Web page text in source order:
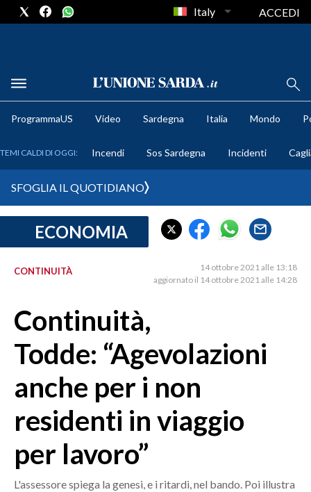
METEO
CRONACA SARDEGNA
PROVINCIA DI CAGLIARI
MEDIO CAMPIDANO
SASSARI E PROVINCIA
NUORO E PROVINCIA
OGLIASTRA
Italy ACCEDI
ProgrammaUS Video Sardegna Italia Mondo
TEMI CALDI DI OGGI: Incendi Sos Sardegna Incidenti
SFOGLIA IL QUOTIDIANO
ECONOMIA
CONTINUITÀ
14 ottobre 2021 alle 13:18
aggiornato il 14 ottobre 2021 alle 14:28
Continuità,
Todde: “Agevolazioni
anche per i non
residenti in viaggio
per lavoro”
L'assessore spiega la genesi, e i ritardi, nel bando. Poi illustra